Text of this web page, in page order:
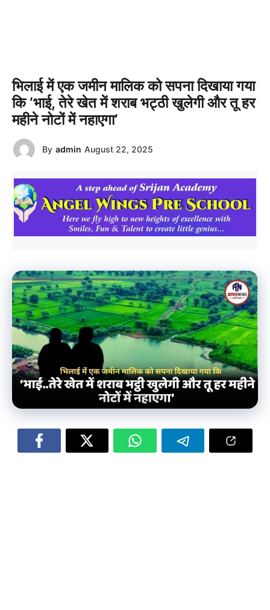
भिलाई में एक जमीन मालिक को सपना दिखाया गया
कि ‘भाई, तेरे खेत में शराब भट्ठी खुलेगी और तू हर
महीने नोटों में नहाएगा’
By admin August 22, 2025